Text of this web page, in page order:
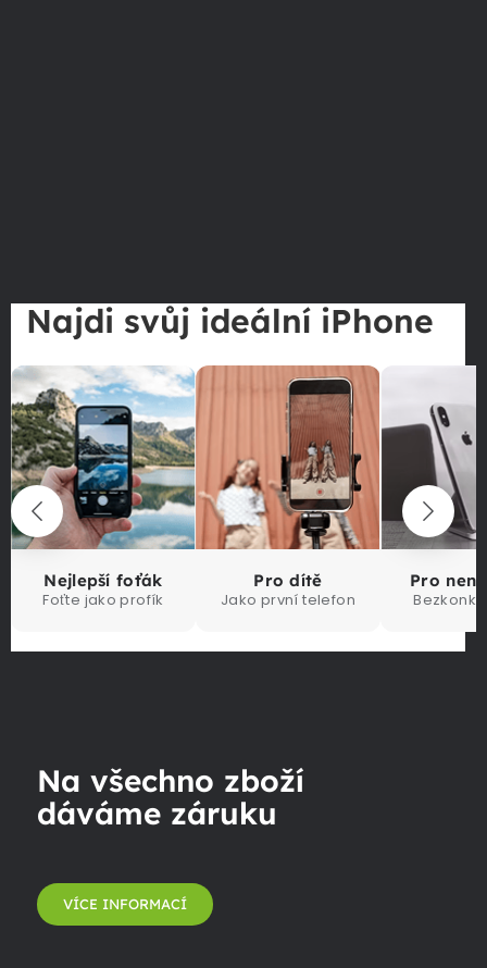
Najdi svůj ideální iPhone
Nejlepší foťák
Foťte jako profík
Pro dítě
Jako první telefon
Pro
Na všechno zboží
dáváme záruku
VÍCE INFORMACÍ